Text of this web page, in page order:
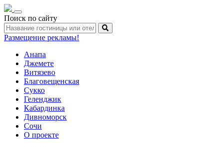
Toggle
navigation
Поиск по сайту
Размещение рекламы!
Анапа
Джемете
Витязево
Благовещенская
Сукко
Геленджик
Кабардинка
Дивноморск
Сочи
О проекте